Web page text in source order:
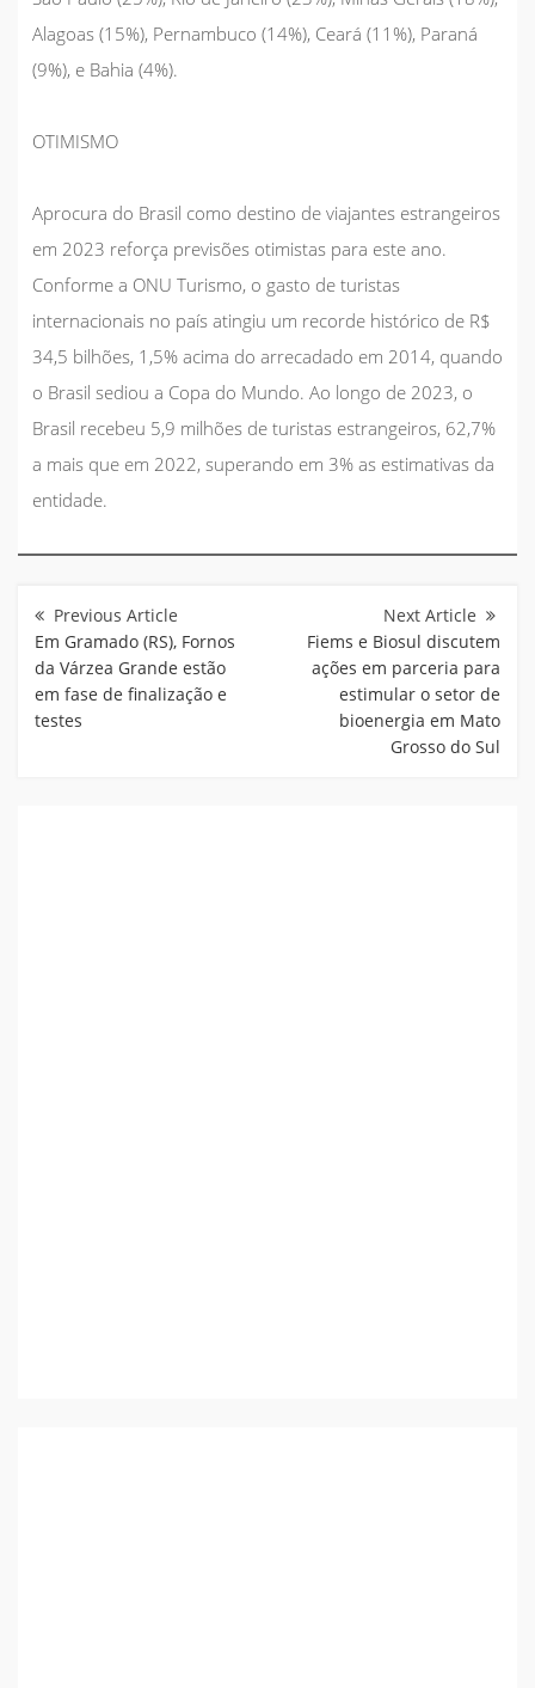
Alagoas (15%), Pernambuco (14%), Ceará (11%), Paraná
(9%), e Bahia (4%).
OTIMISMO
Aprocura do Brasil como destino de viajantes estrangeiros
em 2023 reforça previsões otimistas para este ano.
Conforme a ONU Turismo, o gasto de turistas
internacionais no país atingiu um recorde histórico de R$
34,5 bilhões, 1,5% acima do arrecadado em 2014, quando
o Brasil sediou a Copa do Mundo. Ao longo de 2023, o
Brasil recebeu 5,9 milhões de turistas estrangeiros, 62,7%
a mais que em 2022, superando em 3% as estimativas da
entidade.
de
Post
Em Gramado (RS), Fornos
da Várzea Grande estão
em fase de finalização e
testes
Fiems e Biosul discutem
ações em parceria para
estimular o setor de
bioenergia em Mato
Grosso do Sul